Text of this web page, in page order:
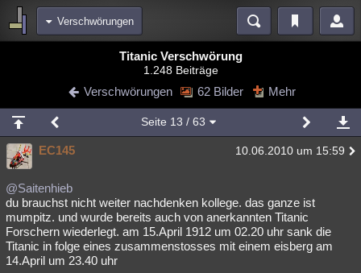
Verschwörungen
Blogs Videos
Chat Wiki Neuigkeiten
meine Rubriken
Menschen Mystery Kriminalfälle
Spiritualität
Natur Umfragen Unterhaltung
weitere Rubriken
Philosophie Träume
Titanic Verschwörung
1.248 Beiträge
Verschwörungen 62 Bilder Mehr
Seite 13 / 63
EC145 10.06.2010 um 15:59
@Saitenhieb
du brauchst nicht weiter nachdenken kollege. das ganze ist
mumpitz. und wurde bereits auch von anerkannten Titanic
Forschern wiederlegt. am 15.April 1912 um 02.20 uhr sank die
Titanic in folge eines zusammenstosses mit einem eisberg am
14.April um 23.40 uhr